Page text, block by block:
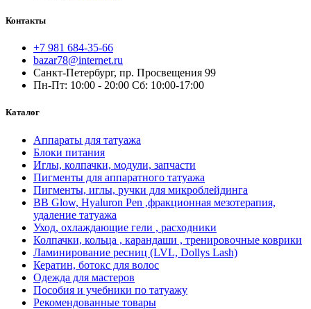
Контакты
+7 981 684-35-66
bazar78@internet.ru
Санкт-Петербург, пр. Просвещения 99
Пн-Пт: 10:00 - 20:00 Сб: 10:00-17:00
Каталог
Аппараты для татуажа
Блоки питания
Иглы, колпачки, модули, запчасти
Пигменты для аппаратного татуажа
Пигменты, иглы, ручки для микроблейдинга
BB Glow, Hyaluron Pen ,фракционная мезотерапия,
удаление татуажа
Уход, охлаждающие гели , расходники
Колпачки, кольца , карандаши , тренировочные коврики
Ламинирование ресниц (LVL, Dollys Lash)
Кератин, ботокс для волос
Одежда для мастеров
Пособия и учебники по татуажу
Рекомендованные товары